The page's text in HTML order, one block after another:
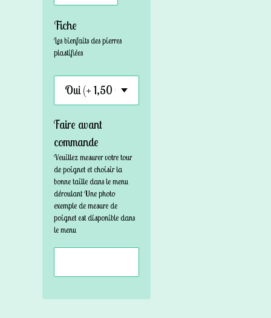
Fiche
Les bienfaits des pierres
plastifiées
Faire avant
commande
Veuillez mesurer votre tour
de poignet et choisir la
bonne taille dans le menu
déroulant Une photo
exemple de mesure de
poignet est disponible dans
le menu